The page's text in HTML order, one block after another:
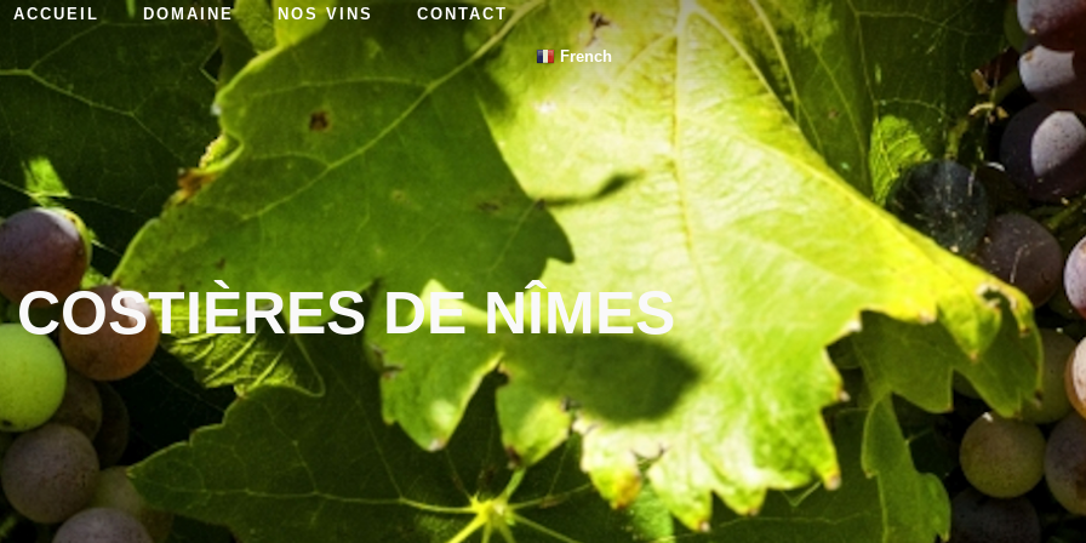
ACCUEIL DOMAINE NOS VINS CONTACT
French
COSTIÈRES DE NÎMES